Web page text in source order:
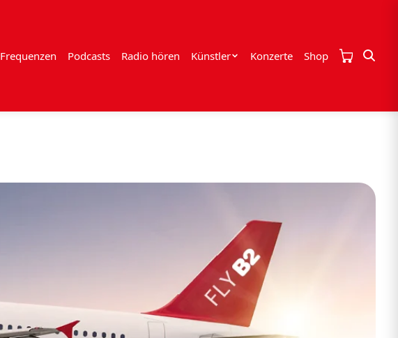
Frequenzen Podcasts Radio hören Künstler Konzerte Shop